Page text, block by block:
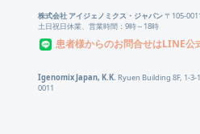
株式会社 アイジェノミクス・ジャパン〒105-
土日祝日休業、営業時間：9時～18時
患者様からのお問合せはLINE公
Igenomix Japan, K.K. Ryuen Building 8F, 1-
0011